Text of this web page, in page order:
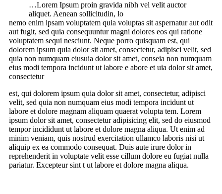
…Lorem Ipsum proin gravida nibh vel velit auctor
aliquet. Aenean sollicitudin, lo
nemo enim ipsam voluptatem quia voluptas sit aspernatur aut odit
aut fugit, sed quia consequuntur magni dolores eos qui ratione
voluptatem sequi nesciunt. Neque porro quisquam est, qui
dolorem ipsum quia dolor sit amet, consectetur, adipisci velit, sed
quia non numquam eiusuia dolor sit amet, conseia non numquam
eius modi tempora incidunt ut labore e abore et uia dolor sit amet,
consectetur
est, qui dolorem ipsum quia dolor sit amet, consectetur, adipisci
velit, sed quia non numquam eius modi tempora incidunt ut
labore et dolore magnam aliquam quaerat volupta tem. Lorem
ipsum dolor sit amet, consectetur adipisicing elit, sed do eiusmod
tempor incididunt ut labore et dolore magna aliqua. Ut enim ad
minim veniam, quis nostrud exercitation ullamco laboris nisi ut
aliquip ex ea commodo consequat. Duis aute irure dolor in
reprehenderit in voluptate velit esse cillum dolore eu fugiat nulla
pariatur. Excepteur sint t ut labore et dolore magna aliqua.